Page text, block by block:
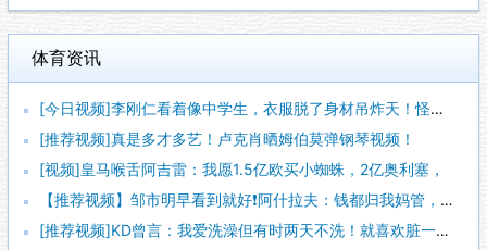
体育资讯
[今日视频]李刚仁看着像中学生，衣服脱了身材吊炸天！怪不得对
[推荐视频]真是多才多艺！卢克肖晒姆伯莫弹钢琴视频！
[视频]皇马喉舌阿吉雷：我愿1.5亿欧买小蜘蛛，2亿奥利塞，
【推荐视频】邹市明早看到就好❗阿什拉夫：钱都归我妈管，但并不
[推荐视频]KD曾言：我爱洗澡但有时两天不洗！就喜欢脏一点，